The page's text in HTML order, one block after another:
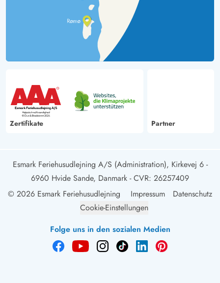
Zertifikate Partner
Esmark Feriehusudlejning A/S (Administration), Kirkevej 6 -
6960 Hvide Sande, Danmark - CVR: 26257409
© 2026 Esmark Feriehusudlejning
Impressum
Datenschutz
Cookie-Einstellungen
Folge uns in den sozialen Medien